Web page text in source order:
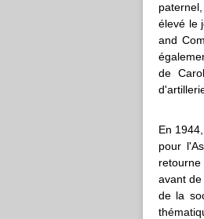
élevé le
and
de
En
pour
avant de
de la